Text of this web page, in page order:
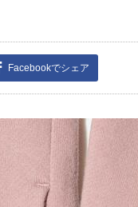
Facebookでシェア